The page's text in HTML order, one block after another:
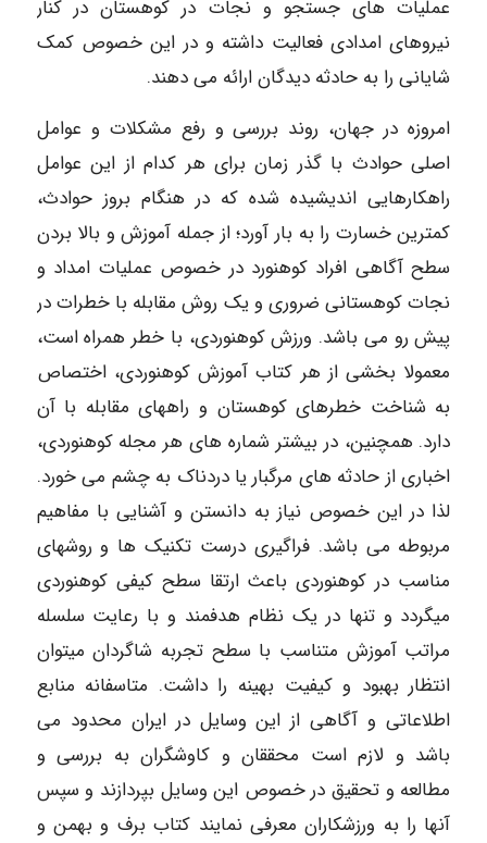
عملیات های جستجو و نجات در کوهستان در کنار
نیروهای امدادی فعالیت داشته و در این خصوص کمک
شایانی را به حادثه دیدگان ارائه می دهند.
امروزه در جهان، روند بررسی و رفع مشکلات و عوامل
اصلی حوادث با گذر زمان برای هر کدام از این عوامل
راهکارهایی اندیشیده شده که در هنگام بروز حوادث،
کمترین خسارت را به بار آورد؛ از جمله آموزش و بالا بردن
سطح آگاهی افراد کوهنورد در خصوص عملیات امداد و
نجات کوهستانی ضروری و یک روش مقابله با خطرات در
پیش رو می باشد. ورزش کوهنوردی، با خطر همراه است،
معمولا بخشی از هر کتاب آموزش کوهنوردی، اختصاص
به شناخت خطرهای کوهستان و راههای مقابله با آن
دارد. همچنین، در بیشتر شماره های هر مجله کوهنوردی،
اخباری از حادثه های مرگبار یا دردناک به چشم می خورد.
لذا در این خصوص نیاز به دانستن و آشنایی با مفاهیم
مربوطه می باشد. فراگیری درست تکنیک ها و روشهای
مناسب در کوهنوردی باعث ارتقا سطح کیفی کوهنوردی
میگردد و تنها در یک نظام هدفمند و با رعایت سلسله
مراتب آموزش متناسب با سطح تجربه شاگردان میتوان
انتظار بهبود و کیفیت بهینه را داشت. متاسفانه منابع
اطلاعاتی و آگاهی از این وسایل در ایران محدود می
باشد و لازم است محققان و کاوشگران به بررسی و
مطالعه و تحقیق در خصوص این وسایل بپردازند و سپس
آنها را به ورزشکاران معرفی نمایند کتاب برف و بهمن و